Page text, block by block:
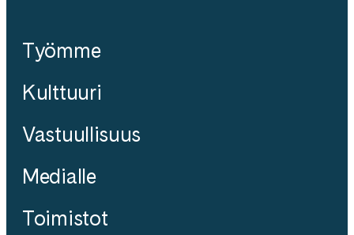
Työmme
Kulttuuri
Vastuullisuus
Medialle
Toimistot